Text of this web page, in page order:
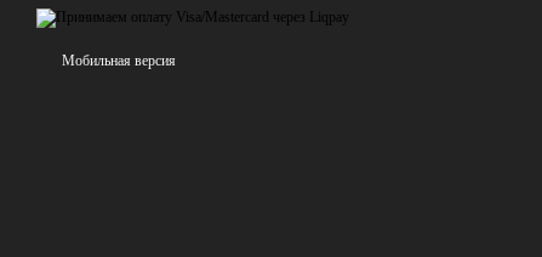
Мобильная версия